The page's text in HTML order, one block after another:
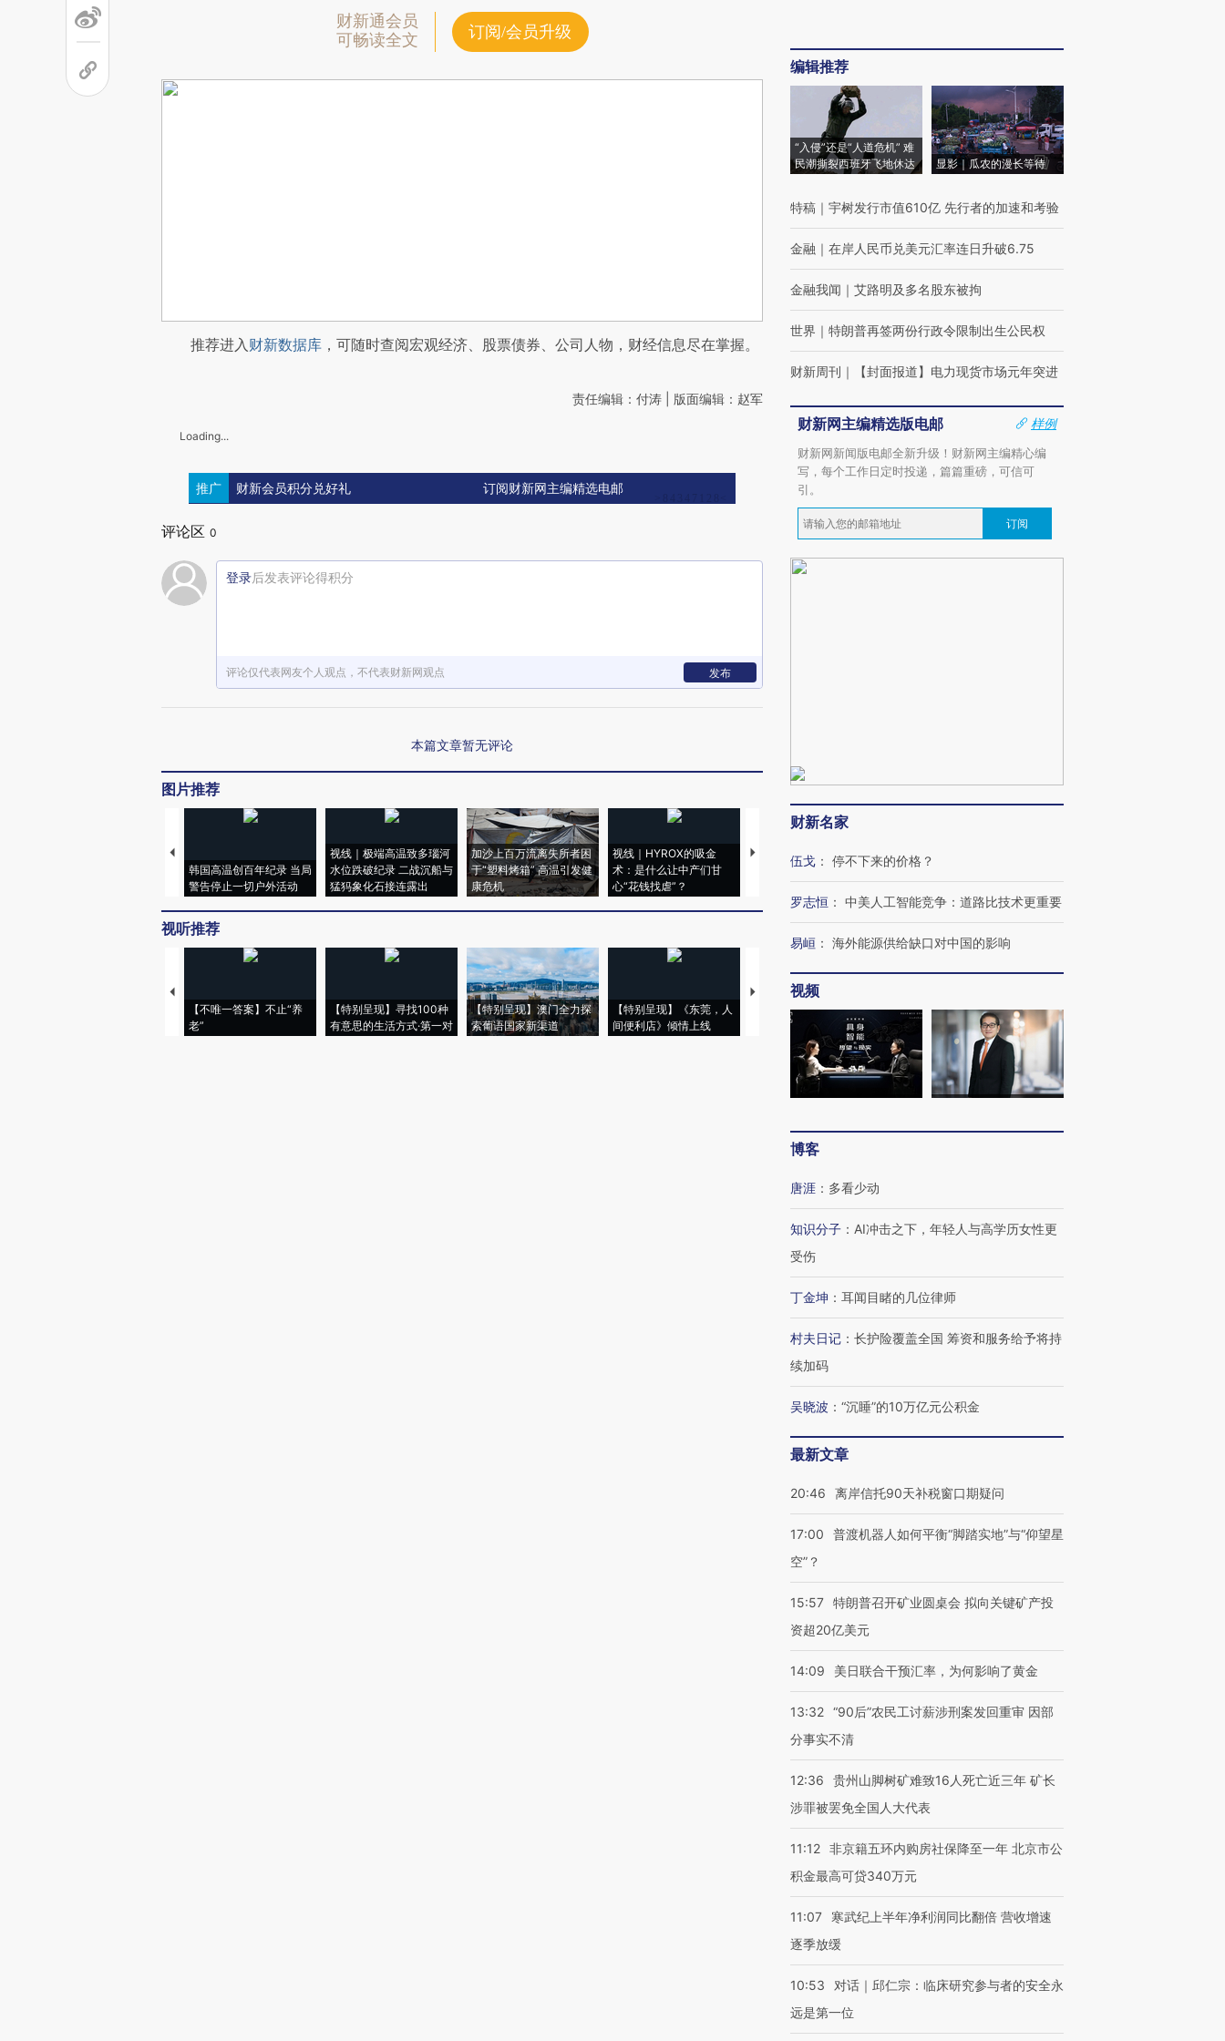
财新通会员
可畅读全文
订阅/会员升级
推荐进入财新数据库 ，可随时查阅宏观经济、股票债券、公司人物，财经信息尽在掌握。
责任编辑：付涛 | 版面编辑：赵军
Loading...
推广 财新会员积分兑好礼 订阅财新网主编精选电邮
评论区 0
登录后发表评论得积分
评论仅代表网友个人观点，不代表财新网观点 发布
本篇文章暂无评论
图片推荐
韩国高温创百年纪录 当局
警告停止一切户外活动
视线｜极端高温致多瑙河
水位跌破纪录 二战沉船与
猛犸象化石接连露出
加沙上百万流离失所者困
于“塑料烤箱” 高温引发健
康危机
视线｜HYROX的吸金
术：是什么让中产们甘
心“花钱找虐”？
马航飞行员跨国走私7万
粒摇头丸 尿检体内含3种
视线｜被称为“蟑螂”的印
度Z世代 用街头抗争将教
育部长拱下台
飞地休达
视听推荐
【不唯一答案】不止“养
老”
【特别呈现】寻找100种
有意思的生活方式·第一对
【特别呈现】澳门全力探
索葡语国家新渠道
【特别呈现】《东莞，人
间便利店》倾情上线
【推广】走进第四届链博
会，让数智科技“链”接产
【特别呈现】寻找100种
有意思的生活方式·第三对
CFO：不靠规模取胜，华
住三大增长引擎是什么？
编辑推荐
“入侵”还是“人道危机” 难
民潮撕裂西班牙飞地休达
显影｜瓜农的漫长等待
特稿 ｜ 宇树发行市值610亿 先行者的加速和考验
金融 ｜ 在岸人民币兑美元汇率连日升破6.75
金融我闻 ｜ 艾路明及多名股东被拘
世界 ｜ 特朗普再签两份行政令限制出生公民权
财新周刊 ｜ 【封面报道】电力现货市场元年突进
财新网主编精选版电邮
样例
财新网新闻版电邮全新升级！财新网主编精心编
写，每个工作日定时投递，篇篇重磅，可信可
引。
订阅
财新名家
伍戈 ： 停不下来的价格？
罗志恒 ： 中美人工智能竞争：道路比技术更重要
易峘 ： 海外能源供给缺口对中国的影响
视频
博客
唐涯 ： 多看少动
知识分子 ： AI冲击之下，年轻人与高学历女性更
受伤
丁金坤 ： 耳闻目睹的几位律师
村夫日记 ： 长护险覆盖全国 筹资和服务给予将持
续加码
吴晓波 ： “沉睡”的10万亿元公积金
最新文章
20:46 离岸信托90天补税窗口期疑问
17:00
普渡机器人如何平衡“脚踏实地”与“仰望星
空”？
15:57 特朗普召开矿业圆桌会 拟向关键矿产投
资超20亿美元
14:09 美日联合干预汇率，为何影响了黄金
13:32 “90后”农民工讨薪涉刑案发回重审 因部
分事实不清
12:36
贵州山脚树矿难致16人死亡近三年 矿长
涉罪被罢免全国人大代表
11:12 非京籍五环内购房社保降至一年 北京市公
积金最高可贷340万元
11:07
寒武纪上半年净利润同比翻倍 营收增速
逐季放缓
10:53
对话｜邱仁宗：临床研究参与者的安全永
远是第一位